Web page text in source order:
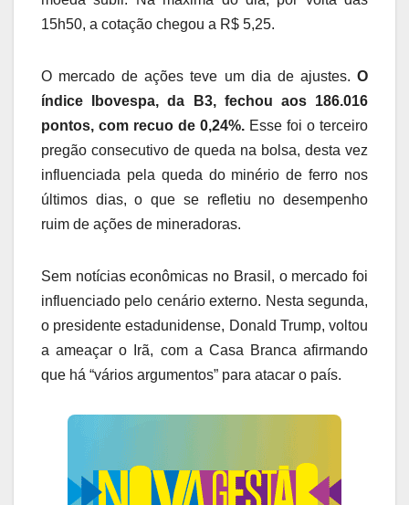
15h50, a cotação chegou a R$ 5,25.
O mercado de ações teve um dia de ajustes. O
índice Ibovespa, da B3, fechou aos 186.016
pontos, com recuo de 0,24%. Esse foi o terceiro
pregão consecutivo de queda na bolsa, desta vez
influenciada pela queda do minério de ferro nos
últimos dias, o que se refletiu no desempenho
ruim de ações de mineradoras.
Sem notícias econômicas no Brasil, o mercado foi
influenciado pelo cenário externo. Nesta segunda,
o presidente estadunidense, Donald Trump, voltou
a ameaçar o Irã, com a Casa Branca afirmando
que há “vários argumentos” para atacar o país.